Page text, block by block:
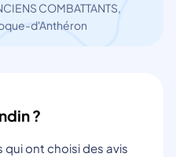
COMBATTANTS,
d'Anthéron
?
qui ont choisi des avis